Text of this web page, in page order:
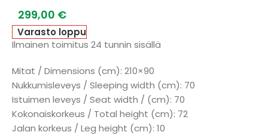
299,00 €
Varasto loppu
Ilmainen toimitus 24 tunnin sisällä
Mitat / Dimensions (cm): 210×90
Nukkumisleveys / Sleeping width (cm): 70
Istuimen leveys / Seat width / (cm): 70
Kokonaiskorkeus / Total height (cm): 72
Jalan korkeus / Leg height (cm): 10